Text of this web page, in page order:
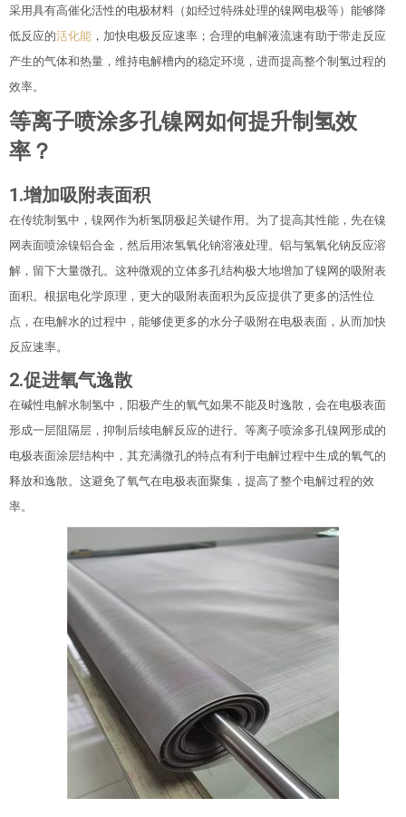
采用具有高催化活性的电极材料（如经过特殊处理的镍网电极等）能够降
低反应的活化能 ，加快电极反应速率；合理的电解液流速有助于带走反应
产生的气体和热量，维持电解槽内的稳定环境，进而提高整个制氢过程的
效率。
等离子喷涂多孔镍网如何提升制氢效
率？
1.增加吸附表面积
在传统制氢中，镍网作为析氢阴极起关键作用。为了提高其性能，先在镍
网表面喷涂镍铝合金，然后用浓氢氧化钠溶液处理。铝与氢氧化钠反应溶
解，留下大量微孔。这种微观的立体多孔结构极大地增加了镍网的吸附表
面积。根据电化学原理，更大的吸附表面积为反应提供了更多的活性位
点，在电解水的过程中，能够使更多的水分子吸附在电极表面，从而加快
反应速率。
2.促进氧气逸散
在碱性电解水制氢中，阳极产生的氧气如果不能及时逸散，会在电极表面
形成一层阻隔层，抑制后续电解反应的进行。等离子喷涂多孔镍网形成的
电极表面涂层结构中，其充满微孔的特点有利于电解过程中生成的氧气的
释放和逸散。这避免了氧气在电极表面聚集，提高了整个电解过程的效
率。